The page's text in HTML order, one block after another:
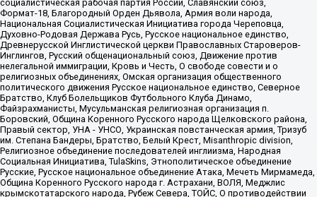
социалистическая рабочая партия России, Славянский союз,
Формат-18, Благородный Орден Дьявола, Армия воли народа,
Национальная Социалистическая Инициатива города Череповца,
Духовно-Родовая Держава Русь, Русское национальное единство,
Древнерусской Инглистической церкви Православных Староверов-
Инглингов, Русский общенациональный союз, Движение против
нелегальной иммиграции, Кровь и Честь, О свободе совести и о
религиозных объединениях, Омская организация общественного
политического движения Русское национальное единство, Северное
Братство, Клуб Болельщиков Футбольного Клуба Динамо,
Файзрахманисты, Мусульманская религиозная организация п.
Боровский, Община Коренного Русского народа Щелковского района,
Правый сектор, УНА - УНСО, Украинская повстанческая армия, Тризуб
им. Степана Бандеры, Братство, Белый Крест, Misanthropic division,
Религиозное объединение последователей инглиизма, Народная
Социальная Инициатива, TulaSkins, Этнополитическое объединение
Русские, Русское национальное объединение Атака, Мечеть Мирмамеда,
Община Коренного Русского народа г. Астрахани, ВОЛЯ, Меджлис
крымскотатарского народа, Рубеж Севера, ТОЙС, О противодействии